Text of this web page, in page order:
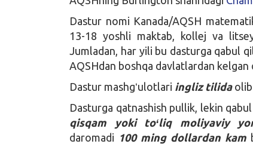
Dastur nomi Kanada/AQSH
13-18 yoshli maktab, kollej va
Jumladan, har yili bu dasturga qabul
AQSHdan boshqa davlatlardan kelgan
Dastur mashgʻulotlari ingliz tilidaolib
Dasturga qatnashish pullik, lekin
qisqam yoki toʻliq moliyaviy
daromadi 100 ming dollardan kam